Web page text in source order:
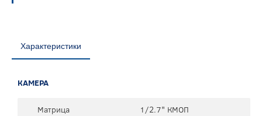
Характеристики
КАМЕРА
Матрица 1/2.7" КМОП